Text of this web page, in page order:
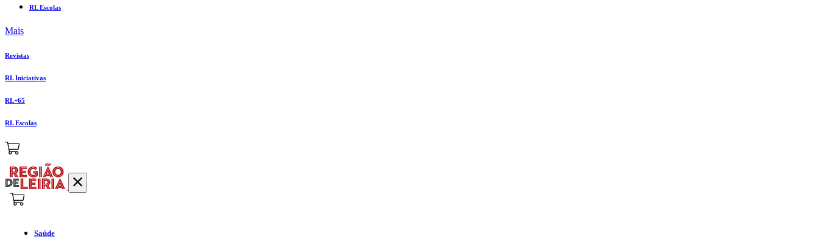
RL Escolas
Mais
Revistas
RL Iniciativas
RL+65
RL Escolas
Saúde